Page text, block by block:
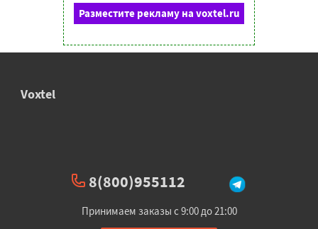
Разместите рекламу на voxtel.ru
Voxtel
8(800)955112
Принимаем заказы с 9:00 до 21:00